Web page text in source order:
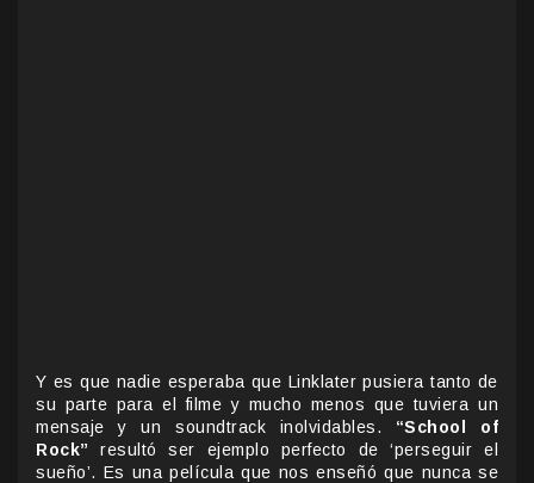
Y es que nadie esperaba que Linklater pusiera tanto de
su parte para el filme y mucho menos que tuviera un
mensaje y un soundtrack inolvidables. “School of
Rock” resultó ser ejemplo perfecto de ‘perseguir el
sueño’. Es una película que nos enseñó que nunca se